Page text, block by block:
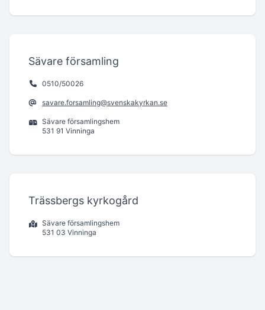
Sävare församling
0510/50026
savare.forsamling@svenskakyrkan.se
Sävare församlingshem
531 91 Vinninga
Trässbergs kyrkogård
Sävare församlingshem
531 03 Vinninga